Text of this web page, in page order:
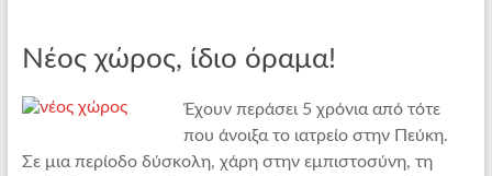
Νέος χώρος, ίδιο όραμα!
Έχουν περάσει 5 χρόνια από τότε
που άνοιξα το ιατρείο στην Πεύκη.
Σε μια περίοδο δύσκολη, χάρη στην εμπιστοσύνη, τη